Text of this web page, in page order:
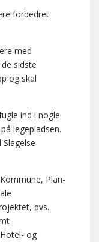
forbedret
med
sidste
og skal
ind i nogle
legepladsen.
Plan-
dvs.
og